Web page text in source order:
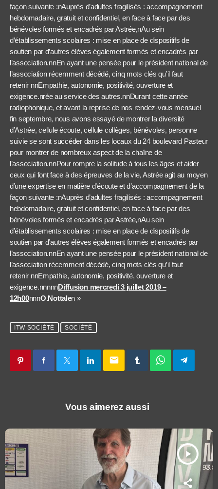
façon suivante :nAuprès d’adultes fragilisés : accompagnement
hebdomadaire, gratuit et confidentiel, en face à face par des
bénévoles formés et encadrés par Astrée,nAu sein
d’établissements scolaires : mise en place de dispositifs de
soutien par d’autres élèves également formés et encadrés par
l’association.nnEn ayant une pensée pour le président national de
l’association récemment décédé, cinq mots clés qu’il faut
retenir nnEmpathie, autonomie, positivité, ouverture et
exigence.nrée au service des autres.nnDurant cette année
radiophonique, et avant la reprise de nos rendez-vous mensuel
fin septembre, nous avons essayé de montrer la diversité
d’Astrée, cellule écoute, cellule collèges, bénévoles, personne
suivie se sont succéder dans les locaux du 24 boulevard Pasteur
pour montrer de nombreux aspect de la chaîne de
l’association.nnPour rompre la solitude à tous les âges et aider
ceux qui font face à des épreuves de la vie, Astrée agit au moyen
d’une expertise en matière d’écoute et d’accompagnement de la
façon suivante :nAuprès d’adultes fragilisés : accompagnement
hebdomadaire, gratuit et confidentiel, en face à face par des
bénévoles formés et encadrés par Astrée,nAu sein
d’établissements scolaires : mise en place de dispositifs de
soutien par d’autres élèves également formés et encadrés par
l’association.nnEn ayant une pensée pour le président national de
l’association récemment décédé, cinq mots clés qu’il faut
retenir nnEmpathie, autonomie, positivité, ouverture et
exigence.nnnnnDiffusion mercredi 3 juillet 2019 –
12h00nnnO.Nottalen »
ITW SOCIÉTÉ SOCIÉTÉ
email
Vous aimerez aussi
play_arrow